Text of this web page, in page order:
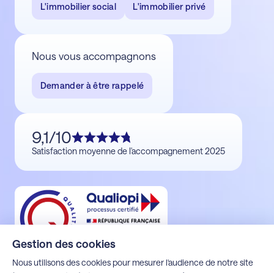
L'immobilier social L'immobilier privé
Nous vous accompagnons
Demander à être rappelé
9,1/10
Satisfaction moyenne de l'accompagnement 2025
Gestion des cookies
Nous utilisons des cookies pour mesurer l'audience de notre site